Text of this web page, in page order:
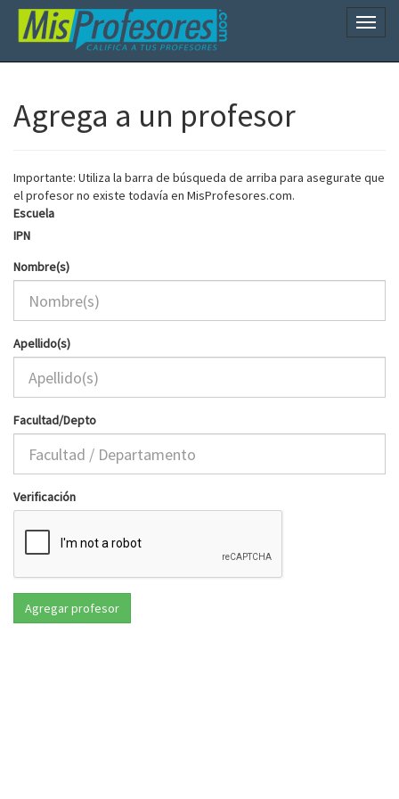
Agrega a un profesor
Importante: Utiliza la barra de búsqueda de arriba para asegurate que
el profesor no existe todavía en MisProfesores.com.
Escuela
IPN
Nombre(s)
Apellido(s)
Facultad/Depto
Verificación